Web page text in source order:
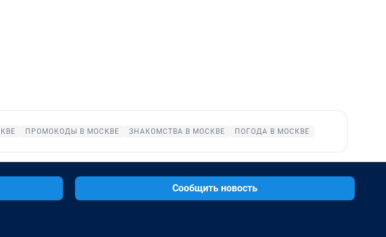
ПРОМОКОДЫ В МОСКВЕ ЗНАКОМСТВА В МОСКВЕ ПОГОДА В МОСКВЕ
Сообщить новость